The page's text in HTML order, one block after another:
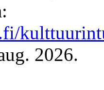
2026.